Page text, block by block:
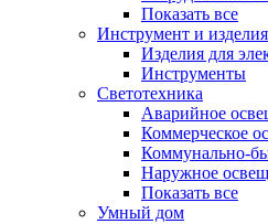
Показать все
Инструмент и
Изделия для
Инструменты
Светотехника
Аварийное
Коммерческое
Коммунально-
Наружное
Показать все
Умный дом